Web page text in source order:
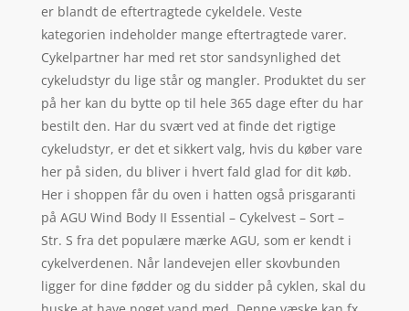
er blandt de eftertragtede cykeldele. Veste
kategorien indeholder mange eftertragtede varer.
Cykelpartner har med ret stor sandsynlighed det
cykeludstyr du lige står og mangler. Produktet du ser
på her kan du bytte op til hele 365 dage efter du har
bestilt den. Har du svært ved at finde det rigtige
cykeludstyr, er det et sikkert valg, hvis du køber vare
her på siden, du bliver i hvert fald glad for dit køb.
Her i shoppen får du oven i hatten også prisgaranti
på AGU Wind Body II Essential – Cykelvest – Sort –
Str. S fra det populære mærke AGU, som er kendt i
cykelverdenen. Når landevejen eller skovbunden
ligger for dine fødder og du sidder på cyklen, skal du